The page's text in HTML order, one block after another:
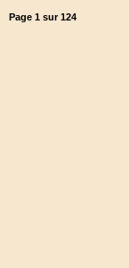
Page 1 sur124